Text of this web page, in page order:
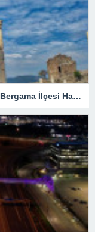
Bergama Nerede, Nereye Bağlı? Kısaca Bergama İlçesi Hakkında Bilgiler